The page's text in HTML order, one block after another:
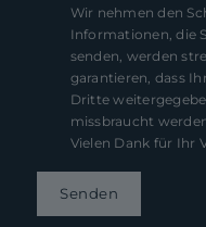
Wir nehmen den
Informationen, die
senden, werden
garantieren, dass
Dritte
missbraucht
Vielen Dank für Ihr
Senden